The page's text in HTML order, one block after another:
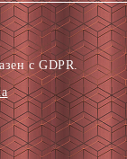
с GDPR.